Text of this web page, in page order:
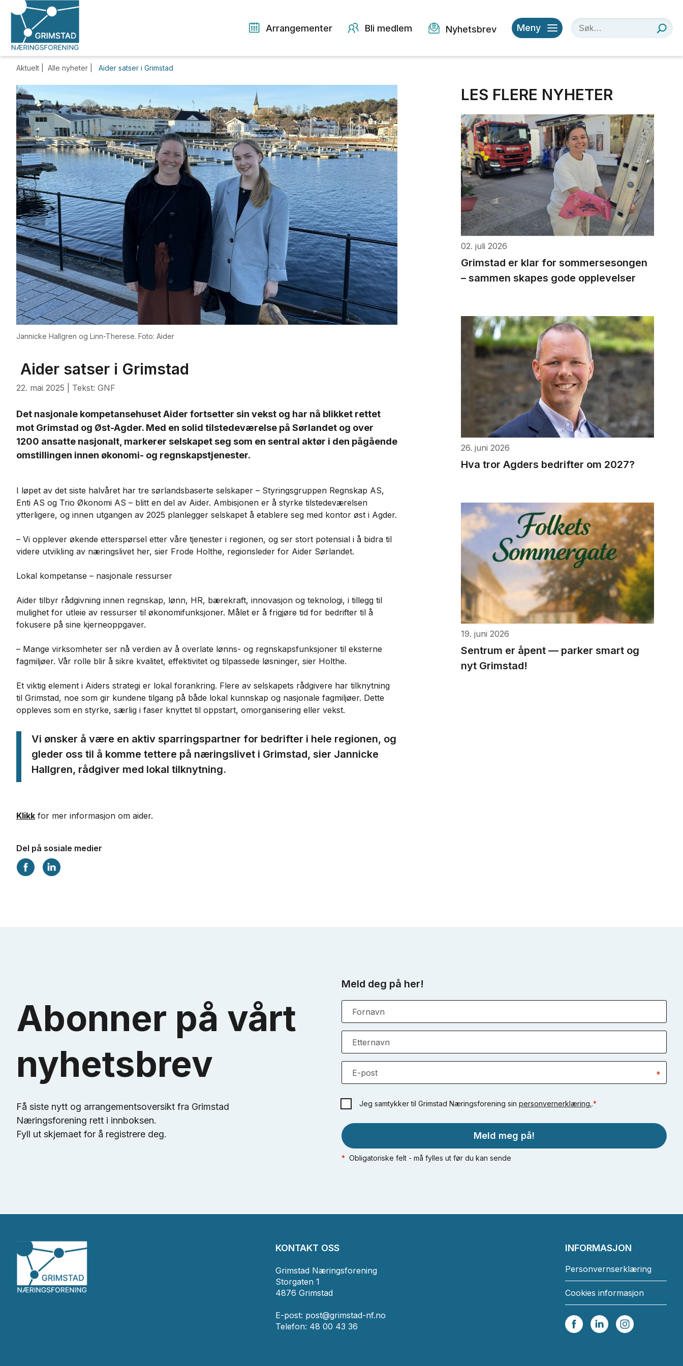
Arrangementer Bli medlem Nyhetsbrev Meny
Aktuelt | Alle nyheter Aider satser i Grimstad
Jannicke Hallgren og Linn-Therese. Foto: Aider
Aider satser i Grimstad
22. mai 2025 | Tekst: GNF
Det nasjonale kompetansehuset Aider fortsetter sin vekst og har nå blikket rettet
mot Grimstad og Øst-Agder. Med en solid tilstedeværelse på Sørlandet og over
1200 ansatte nasjonalt, markerer selskapet seg som en sentral aktør i den pågående
omstillingen innen økonomi- og regnskapstjenester.
I løpet av det siste halvåret har tre sørlandsbaserte selskaper – Styringsgruppen Regnskap AS,
Enti AS og Trio Økonomi AS – blitt en del av Aider. Ambisjonen er å styrke tilstedeværelsen
ytterligere, og innen utgangen av 2025 planlegger selskapet å etablere seg med kontor øst i Agder.
– Vi opplever økende etterspørsel etter våre tjenester i regionen, og ser stort potensial i å bidra til
videre utvikling av næringslivet her, sier Frode Holthe, regionsleder for Aider Sørlandet.
Lokal kompetanse – nasjonale ressurser
Aider tilbyr rådgivning innen regnskap, lønn, HR, bærekraft, innovasjon og teknologi, i tillegg til
mulighet for utleie av ressurser til økonomifunksjoner. Målet er å frigjøre tid for bedrifter til å
fokusere på sine kjerneoppgaver.
– Mange virksomheter ser nå verdien av å overlate lønns- og regnskapsfunksjoner til eksterne
fagmiljøer. Vår rolle blir å sikre kvalitet, effektivitet og tilpassede løsninger, sier Holthe.
Et viktig element i Aiders strategi er lokal forankring. Flere av selskapets rådgivere har tilknytning
til Grimstad, noe som gir kundene tilgang på både lokal kunnskap og nasjonale fagmiljøer. Dette
oppleves som en styrke, særlig i faser knyttet til oppstart, omorganisering eller vekst.
Vi ønsker å være en aktiv sparringspartner for bedrifter i hele regionen, og
gleder oss til å komme tettere på næringslivet i Grimstad, sier Jannicke
Hallgren, rådgiver med lokal tilknytning.
Klikk for mer informasjon om aider.
Del på sosiale medier
LES FLERE NYHETER
02. juli 2026
Grimstad er klar for sommersesongen
– sammen skapes gode opplevelser
26. juni 2026
Hva tror Agders bedrifter om 2027?
19. juni 2026
Sentrum er åpent — parker smart og
nyt Grimstad!
Abonner på vårt
nyhetsbrev
Få siste nytt og arrangementsoversikt fra Grimstad
Næringsforening rett i innboksen.
Fyll ut skjemaet for å registrere deg.
Meld deg på her!
Fornavn
Etternavn
E-post *
Jeg samtykker til Grimstad Næringsforening sin personvernerklæring..*
Meld meg på!
* Obligatoriske felt - må fylles ut før du kan sende
KONTAKT OSS
Grimstad Næringsforening
Storgaten 1
4876 Grimstad
E-post: post@grimstad-nf.no
Telefon: 48 00 43 36
INFORMASJON
Personvernserklæring
Cookies informasjon